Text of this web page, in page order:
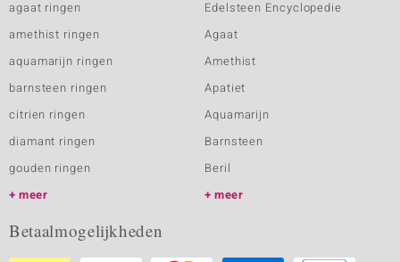
agaat ringen
amethist ringen
aquamarijn ringen
barnsteen ringen
citrien ringen
diamant ringen
gouden ringen
meer
Edelsteen Encyclopedie
Agaat
Amethist
Apatiet
Aquamarijn
Barnsteen
Beril
meer
Betaalmogelijkheden